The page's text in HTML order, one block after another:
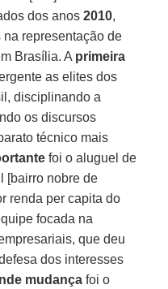
dos anos2010,
representação de
Brasília. A primeira
as elites dos
disciplinando a
os discursos
técnico mais
foi o aluguel de
[bairro nobre de
renda per capita do
focada na
que deu
dos interesses
mudança foi o